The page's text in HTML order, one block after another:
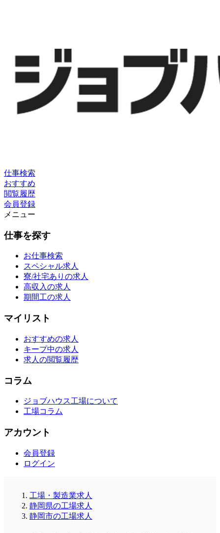
仕事検索
おすすめ
閲覧履歴
会員登録
メニュー
仕事を探す
お仕事検索
スペシャル求人
寮/社宅ありの求人
高収入の求人
期間工の求人
マイリスト
おすすめの求人
キープ中の求人
求人の閲覧履歴
コラム
ジョブハウス工場について
工場コラム
アカウント
会員登録
ログイン
工場・製造業求人
静岡県の工場求人
静岡市の工場求人